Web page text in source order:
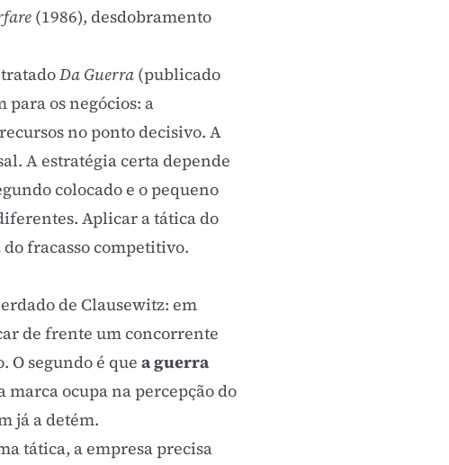
(1986), desdobramento
Da Guerra (publicado
os negócios: a
no ponto decisivo. A
A estratégia certa depende
colocado e o pequeno
Aplicar a tática do
fracasso competitivo.
de Clausewitz: em
de frente um concorrente
O segundo é que a guerra
marca ocupa na percepção do
já a detém.
tática, a empresa precisa